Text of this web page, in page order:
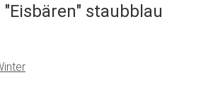
staubblau